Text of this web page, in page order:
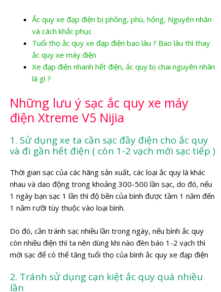
Ắc quy xe đạp điện bị phồng, phù, hỏng, Nguyên nhân
và cách khắc phục
Tuổi thọ ắc quy xe đạp điện bao lâu ? Bao lâu thì thay
ắc quy xe máy điện
Xe đạp điện nhanh hết điện, ắc quy bị chai nguyên nhân
là gì ?
Những lưu ý sạc ắc quy xe máy
điện Xtreme V5 Nijia
1. Sử dụng xe ta cần sạc đầy điện cho ắc quy
và đi gần hết điện ( còn 1-2 vạch mới sạc tiếp )
Thời gian sạc của các hãng sản xuất, các loại ắc quy là khác
nhau và dao động trong khoảng 300-500 lần sạc, do đó, nếu
1 ngày bạn sạc 1 lần thì độ bền của bình được tầm 1 năm đến
1 năm rưỡi tùy thuộc vào loại bình.
Do đó, cần tránh sạc nhiều lần trong ngày, nếu bình ắc quy
còn nhiều điện thì ta nên dùng khi nào đèn báo 1-2 vạch thì
mới sạc để có thể tăng tuổi thọ của bình ắc quy xe đạp điện
2. Tránh sử dụng cạn kiệt ắc quy quá nhiều
lần